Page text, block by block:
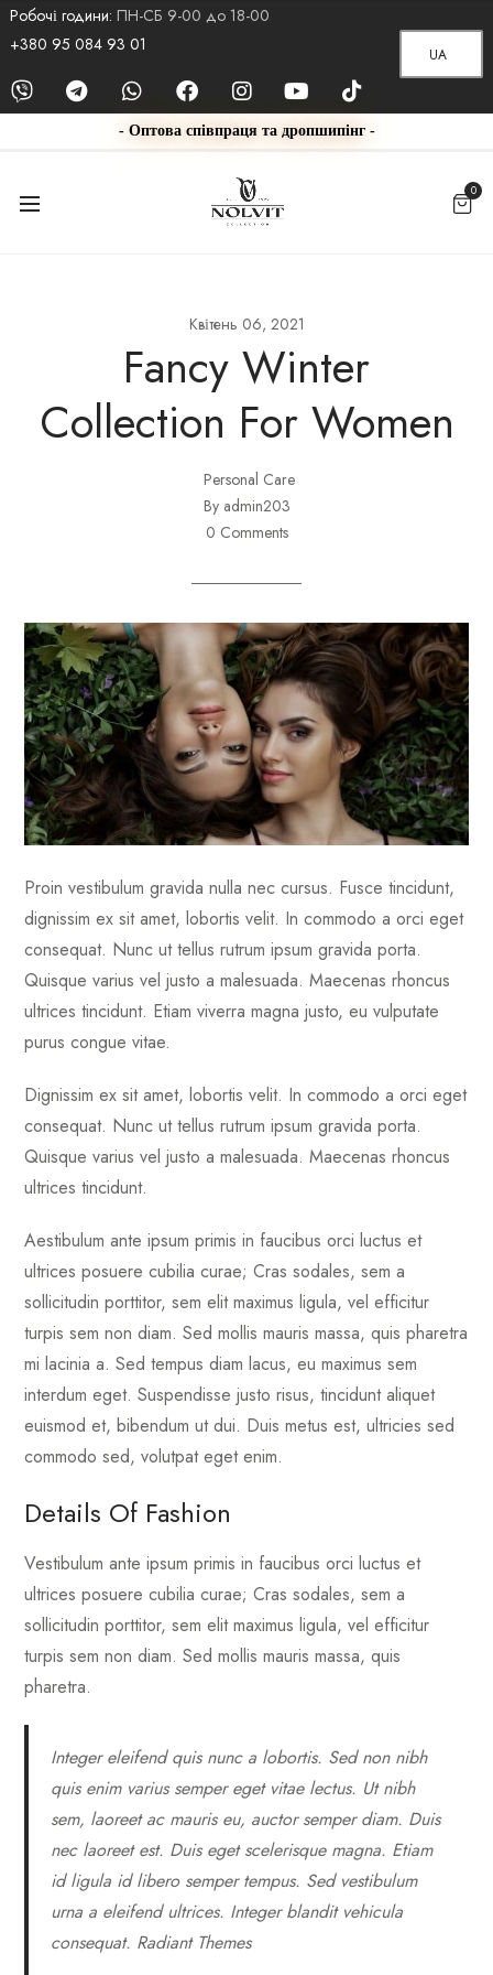
Робочі години: ПН-СБ 9-00 до 18-00
UA
+380 95 084 93 01
- Оптова співпраця та дропшипінг -
0
Квітень 06, 2021
Fancy Winter
Collection For Women
Personal Care
By admin203
0 Comments
Proin vestibulum gravida nulla nec cursus. Fusce tincidunt,
dignissim ex sit amet, lobortis velit. In commodo a orci eget
consequat. Nunc ut tellus rutrum ipsum gravida porta.
Quisque varius vel justo a malesuada. Maecenas rhoncus
ultrices tincidunt. Etiam viverra magna justo, eu vulputate
purus congue vitae.
Dignissim ex sit amet, lobortis velit. In commodo a orci eget
consequat. Nunc ut tellus rutrum ipsum gravida porta.
Quisque varius vel justo a malesuada. Maecenas rhoncus
ultrices tincidunt.
Aestibulum ante ipsum primis in faucibus orci luctus et
ultrices posuere cubilia curae; Cras sodales, sem a
sollicitudin porttitor, sem elit maximus ligula, vel efficitur
turpis sem non diam. Sed mollis mauris massa, quis pharetra
mi lacinia a. Sed tempus diam lacus, eu maximus sem
interdum eget. Suspendisse justo risus, tincidunt aliquet
euismod et, bibendum ut dui. Duis metus est, ultricies sed
commodo sed, volutpat eget enim.
Details Of Fashion
Vestibulum ante ipsum primis in faucibus orci luctus et
ultrices posuere cubilia curae; Cras sodales, sem a
sollicitudin porttitor, sem elit maximus ligula, vel efficitur
turpis sem non diam. Sed mollis mauris massa, quis
pharetra.
Integer eleifend quis nunc a lobortis. Sed non nibh
quis enim varius semper eget vitae lectus. Ut nibh
sem, laoreet ac mauris eu, auctor semper diam. Duis
nec laoreet est. Duis eget scelerisque magna. Etiam
id ligula id libero semper tempus. Sed vestibulum
urna a eleifend ultrices. Integer blandit vehicula
consequat. Radiant Themes